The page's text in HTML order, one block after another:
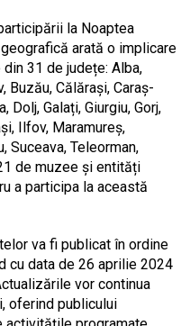
la Noaptea
arată o implicare
31 de județe: Alba,
Buzău, Călărași, Caraș-
Dolj, Galați, Giurgiu, Gorj,
Ilfov, Maramureș,
Suceava, Teleorman,
de muzee și entități
a participa la această
va fi publicat în ordine
cu data de 26 aprilie 2024
vor continua
oferind publicului